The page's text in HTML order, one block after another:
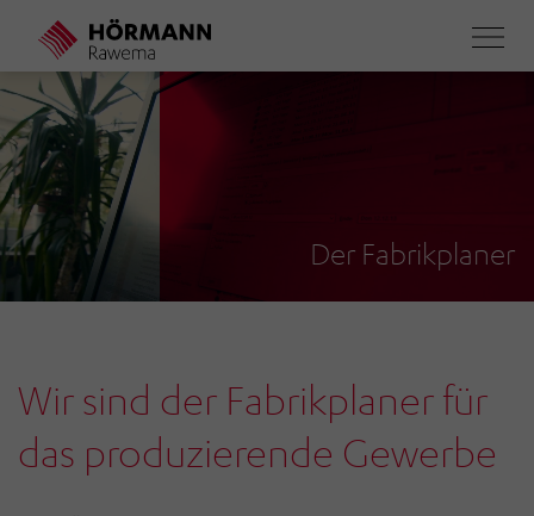
Direkt
Inhalt
Der Fabrikplaner
Wir sind der Fabrikplaner für
das produzierende Gewerbe